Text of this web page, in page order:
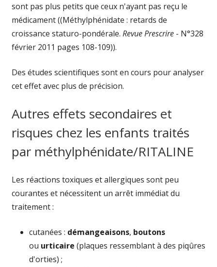
sont pas plus petits que ceux n'ayant pas reçu le
médicament ((Méthylphénidate : retards de
croissance staturo-pondérale. Revue Prescrire - N°328
février 2011 pages 108-109)).
Des études scientifiques sont en cours pour analyser
cet effet avec plus de précision.
Autres effets secondaires et
risques chez les enfants traités
par méthylphénidate/RITALINE
Les réactions toxiques et allergiques sont peu
courantes et nécessitent un arrêt immédiat du
traitement :
cutanées : démangeaisons, boutons
ou urticaire (plaques ressemblant à des piqûres
d'orties) ;